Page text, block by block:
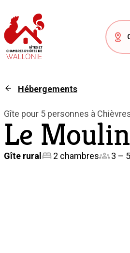
Hébergements
Gîte pour 5 personnes à
Le
Gîte rural 2 chambres 3 –